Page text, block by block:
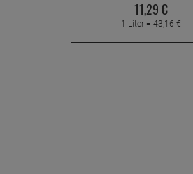
11,29€
1 Liter = 43,16 €